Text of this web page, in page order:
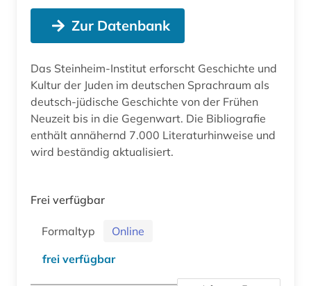
Zur Datenbank
Das Steinheim-Institut erforscht Geschichte und
Kultur der Juden im deutschen Sprachraum als
deutsch-jüdische Geschichte von der Frühen
Neuzeit bis in die Gegenwart. Die Bibliografie
enthält annähernd 7.000 Literaturhinweise und
wird beständig aktualisiert.
Frei verfügbar
Formaltyp
Online
frei verfügbar